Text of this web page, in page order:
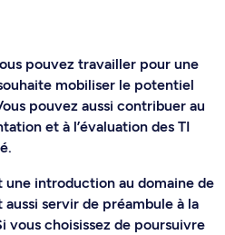
pouvez travailler pour une
mobiliser le potentiel
pouvez aussi contribuer au
et à l’évaluation des TI
introduction au domaine de
servir de préambule à la
vous choisissez de poursuivre